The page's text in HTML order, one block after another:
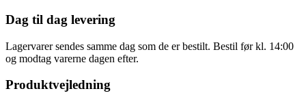
Dag til dag levering
Lagervarer sendes samme dag som de er bestilt. Bestil før kl. 14:00
og modtag varerne dagen efter.
Produktvejledning